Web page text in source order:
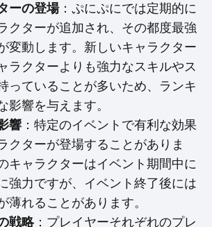
ーの登場：ぷにぷにでは定期的に
クターが追加され、その都度最強
変動します。新しいキャラクター
ラクターよりも強力なスキルやス
っていることが多いため、ランキ
影響を与えます。
響 ：特定のイベントで有利な効果
クターが登場することがありま
キャラクターはイベント期間中に
強力ですが、イベント終了後には
薄れることがあります。
戦略 ：プレイヤーそれぞれのプレ